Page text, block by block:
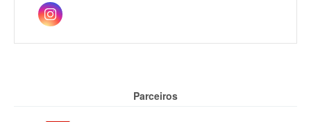
Parceiros